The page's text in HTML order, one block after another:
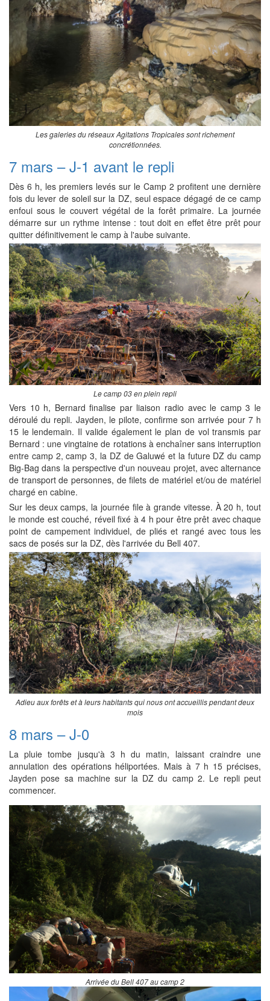
Les galeries du réseaux Agitations Tropicales sont richement
concrétionnées.
7 mars – J-1 avant le repli
Dès 6 h, les premiers levés sur le Camp 2 profitent une dernière
fois du lever de soleil sur la DZ, seul espace dégagé de ce camp
enfoui sous le couvert végétal de la forêt primaire. La journée
démarre sur un rythme intense : tout doit en effet être prêt pour
quitter définitivement le camp à l'aube suivante.
Le camp 03 en plein repli
Vers 10 h, Bernard finalise par liaison radio avec le camp 3 le
déroulé du repli. Jayden, le pilote, confirme son arrivée pour 7 h
15 le lendemain. Il valide également le plan de vol transmis par
Bernard : une vingtaine de rotations à enchaîner sans interruption
entre camp 2, camp 3, la DZ de Galuwé et la future DZ du camp
Big-Bag dans la perspective d'un nouveau projet, avec alternance
de transport de personnes, de filets de matériel et/ou de matériel
chargé en cabine.
Sur les deux camps, la journée file à grande vitesse. À 20 h, tout
le monde est couché, réveil fixé à 4 h pour être prêt avec chaque
point de campement individuel, de pliés et rangé avec tous les
sacs de posés sur la DZ, dès l'arrivée du Bell 407.
Adieu aux forêts et à leurs habitants qui nous ont accueillis pendant deux
mois
8 mars – J-0
La pluie tombe jusqu'à 3 h du matin, laissant craindre une
annulation des opérations héliportées. Mais à 7 h 15 précises,
Jayden pose sa machine sur la DZ du camp 2. Le repli peut
commencer.
Arrivée du Bell 407 au camp 2